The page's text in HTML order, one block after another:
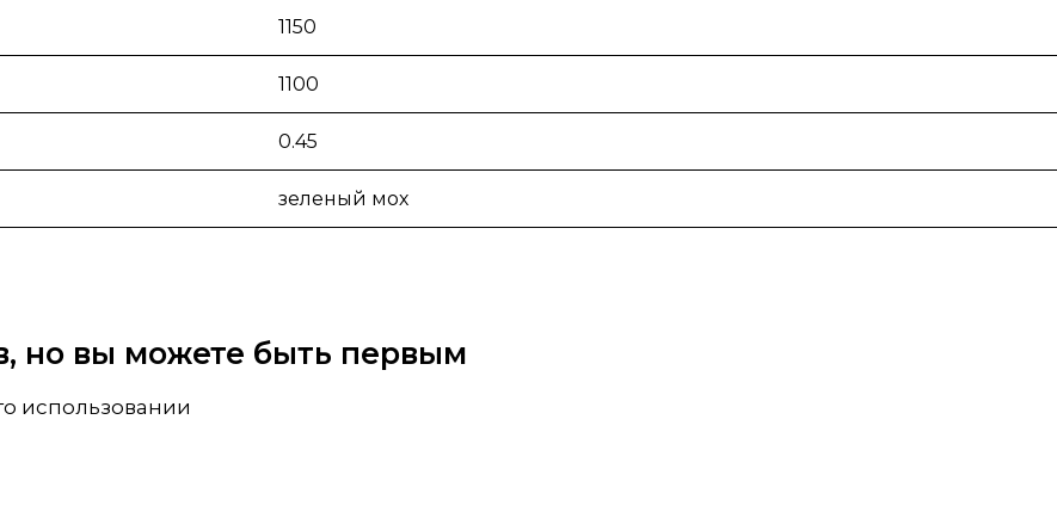
1150
1100
0.45
зеленый мох
но вы можете быть первым
использовании